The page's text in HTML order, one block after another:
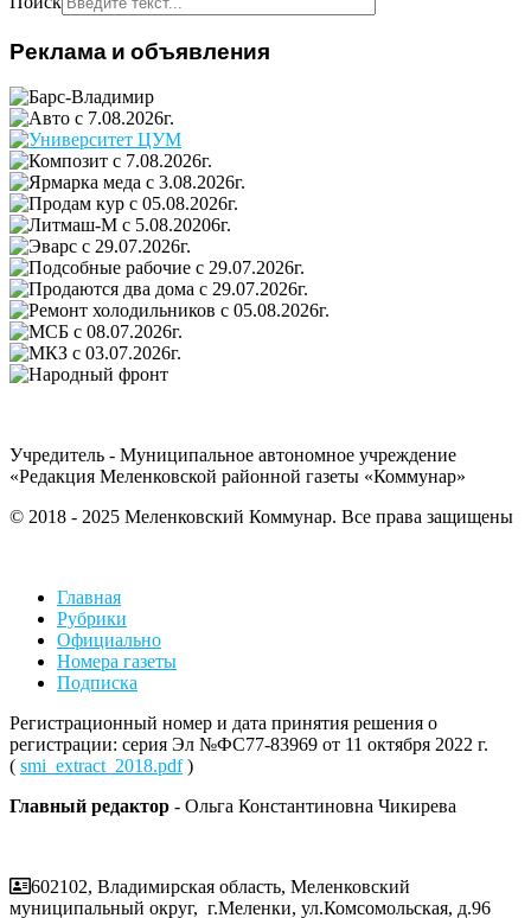
Реклама и объявления
Учредитель - Муниципальное автономное учреждение
«Редакция Меленковской районной газеты «Коммунар»
© 2018 - 2025 Меленковский Коммунар. Все права защищены
Главная
Рубрики
Официально
Номера газеты
Подписка
Регистрационный номер и дата принятия решения о
регистрации: серия Эл №ФС77-83969 от 11 октября 2022 г.
( smi_extract_2018.pdf)
Главный редактор - Ольга Константиновна Чикирева
602102, Владимирская область, Меленковский
муниципальный округ, г.Меленки, ул.Комсомольская, д.96